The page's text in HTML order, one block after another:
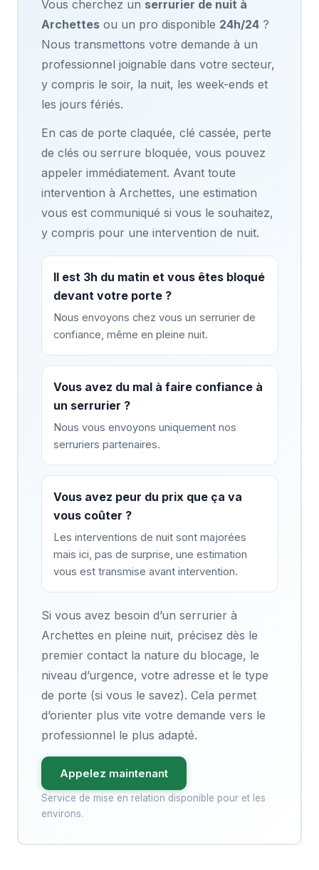
Vous cherchez un serrurier de nuit à
Archettesou un pro disponible 24h/24?
Nous transmettons votre demande à un
professionnel joignable dans votre secteur,
y compris le soir, la nuit, les week-ends et
les jours fériés.
En cas de porte claquée, clé cassée, perte
de clés ou serrure bloquée, vous pouvez
appeler immédiatement. Avant toute
intervention à Archettes, une estimation
vous est communiqué si vous le souhaitez,
y compris pour une intervention de nuit.
Il est 3h du matin et vous êtes bloqué
devant votre porte ?
Nous envoyons chez vous un serrurier de
confiance, même en pleine nuit.
Vous avez du mal à faire confiance à
un serrurier ?
Nous vous envoyons uniquement nos
serruriers partenaires.
Vous avez peur du prix que ça va
vous coûter ?
Les interventions de nuit sont majorées
mais ici, pas de surprise, une estimation
vous est transmise avant intervention.
Si vous avez besoin d’un serrurier à
Archettes en pleine nuit, précisez dès le
premier contact la nature du blocage, le
niveau d’urgence, votre adresse et le type
de porte (si vous le savez). Cela permet
d’orienter plus vite votre demande vers le
professionnel le plus adapté.
Appelez maintenant
Service de mise en relation disponible pour et les
environs.